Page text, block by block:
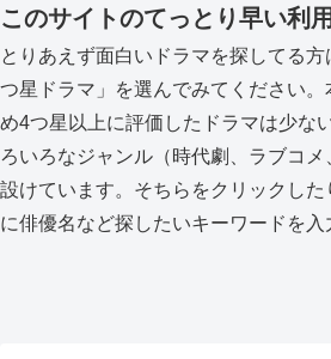
このサイトのてっとり早い利
とりあえず面白いドラマを探してる
つ星ドラマ」を選んでみてください
め4つ星以上に評価したドラマは少な
ろいろなジャンル（時代劇、ラブコ
設けています。そちらをクリックした
に俳優名など探したいキーワードを入